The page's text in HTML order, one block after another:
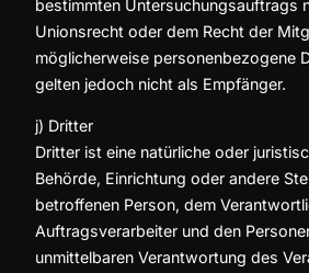
bestimmten Untersuchungsauftrags
Unionsrecht oder dem Recht der
möglicherweise personenbezogene
gelten jedoch nicht als Empfänger.
j) Dritter
Dritter ist eine natürliche oder
Behörde, Einrichtung oder andere
betroffenen Person, dem
Auftragsverarbeiter und den
unmittelbaren Verantwortung des